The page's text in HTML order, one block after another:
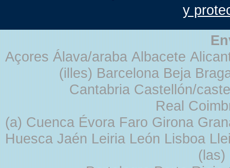
y
Açores Álava/araba Albacete
(illes) Barcelona Beja
Cantabria Castellón/
Real
(a) Cuenca Évora Faro Girona
Huesca Jaén Leiria León Lisboa